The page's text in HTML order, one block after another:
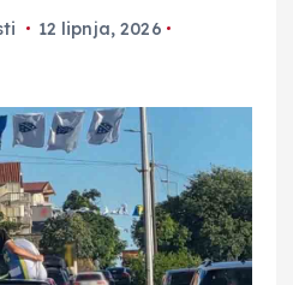
12 lipnja, 2026